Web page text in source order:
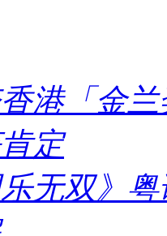
港「金
定
无双》